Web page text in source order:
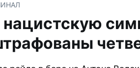
нацистскую